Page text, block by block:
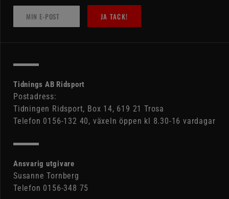
JA TACK!
Tidnings AB Ridsport
Postadress:
Tidningen Ridsport, Box 14, 619 21 Trosa
Telefon 0156-132 40, växeln öppen kl 8.30-16 vardagar
Ansvarig utgivare
Susanne Tornberg
Telefon 0156-348 75